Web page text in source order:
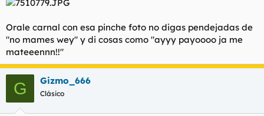
Orale carnal con esa pinche foto no digas pendejadas de
"no mames wey" y di cosas como "ayyy payoooo ja me
mateeennn!!"
G Gizmo_666
Clásico